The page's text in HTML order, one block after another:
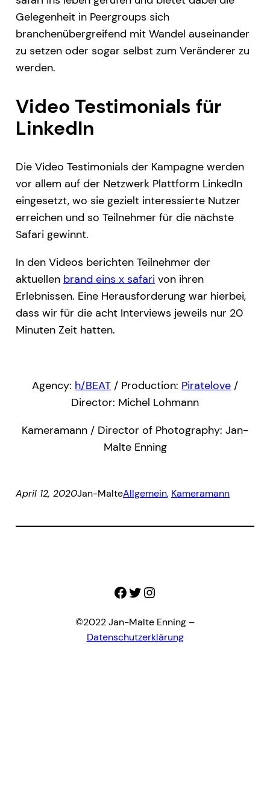
Gelegenheit in Peergroups sich
branchenübergreifend mit Wandel auseinander
zu setzen oder sogar selbst zum Veränderer zu
werden.
Video Testimonials für
LinkedIn
Die Video Testimonials der Kampagne werden
vor allem auf der Netzwerk Plattform LinkedIn
eingesetzt, wo sie gezielt interessierte Nutzer
erreichen und so Teilnehmer für die nächste
Safari gewinnt.
In den Videos berichten Teilnehmer der
aktuellen brand eins x safari von ihren
Erlebnissen. Eine Herausforderung war hierbei,
dass wir für die acht Interviews jeweils nur 20
Minuten Zeit hatten.
Agency: h/BEAT / Production: Piratelove /
Director: Michel Lohmann
Kameramann / Director of Photography: Jan-
Malte Enning
April 12, 2020Jan-MalteAllgemein, Kameramann
Facebook
Twitter
Instagram
©2022 Jan-Malte Enning –
Datenschutzerklärung